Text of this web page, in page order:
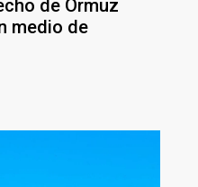
de Ormuz
medio de